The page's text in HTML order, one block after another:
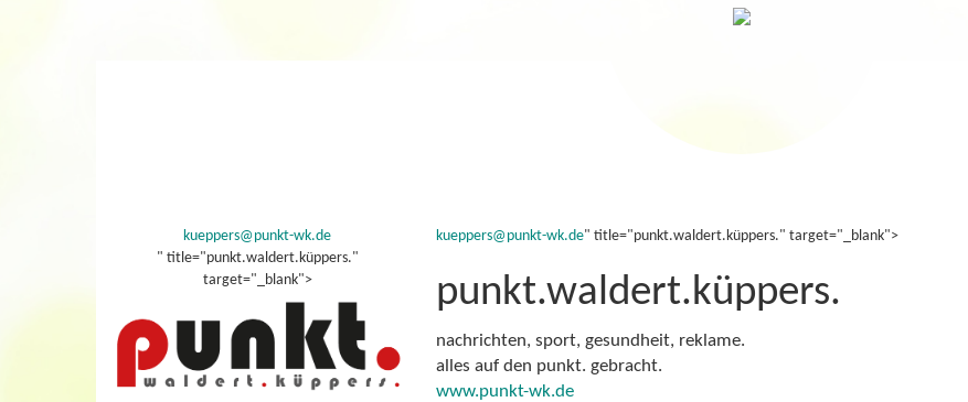
kueppers@punkt-wk.de
" title="punkt.waldert.küppers."
target="_blank">
kueppers@punkt-wk.de" title="punkt.waldert.küppers." target="_blank">
punkt.waldert.küppers.
nachrichten, sport, gesundheit, reklame.
alles auf den punkt. gebracht.
www.punkt-wk.de